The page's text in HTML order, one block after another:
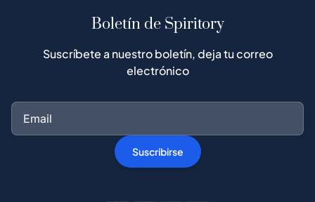
Boletín de Spiritory
Suscríbete a nuestro boletín, deja tu correo
electrónico
Suscribirse